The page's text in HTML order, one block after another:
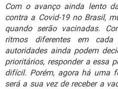
GUIA DE COMPRAS
INSTAGRAM
GUIA DE COMPRAS
CELULAR
OUTLOOK
INSTAGRAM
GUIA DE COMPRAS
CELULAR
OUTLOOK
INSTAGRAM
GUIA DE COMPRAS
Com o avanço ainda lento
contra a Covid-19 no Brasil,
quando serão vacinadas.
ritmos diferentes em
autoridades ainda podem
prioritários, responder a essa
difícil. Porém, agora há uma
será a sua vez de receber a